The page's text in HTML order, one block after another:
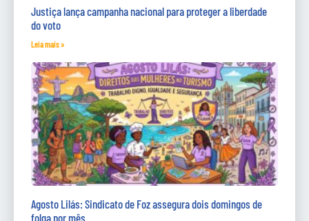
Justiça lança campanha nacional para proteger a liberdade
do voto
Leia mais »
Agosto Lilás: Sindicato de Foz assegura dois domingos de
folga por mês